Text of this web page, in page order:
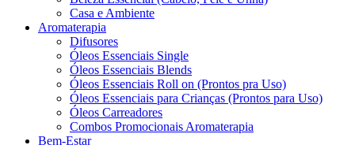
Casa e Ambiente
Aromaterapia
Difusores
Óleos Essenciais Single
Óleos Essenciais Blends
Óleos Essenciais Roll on (Prontos pra Uso)
Óleos Essenciais para Crianças (Prontos para Uso)
Óleos Carreadores
Combos Promocionais Aromaterapia
Bem-Estar